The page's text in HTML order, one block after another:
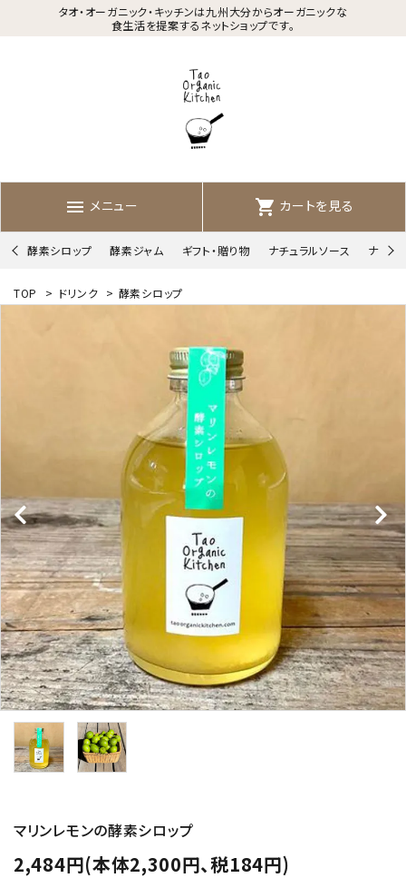
タオ・オーガニック・キッチンは九州大分からオーガニックな
食生活を提案するネットショップです。
menu メニュー shopping_cart カートを見る
酵素シロップ 酵素ジャム ギフト・贈り物 ナチュラルソース ナチュ
TOP > ドリンク > 酵素シロップ
マリンレモンの酵素シロップ
2,484円(本体2,300円、税184円)